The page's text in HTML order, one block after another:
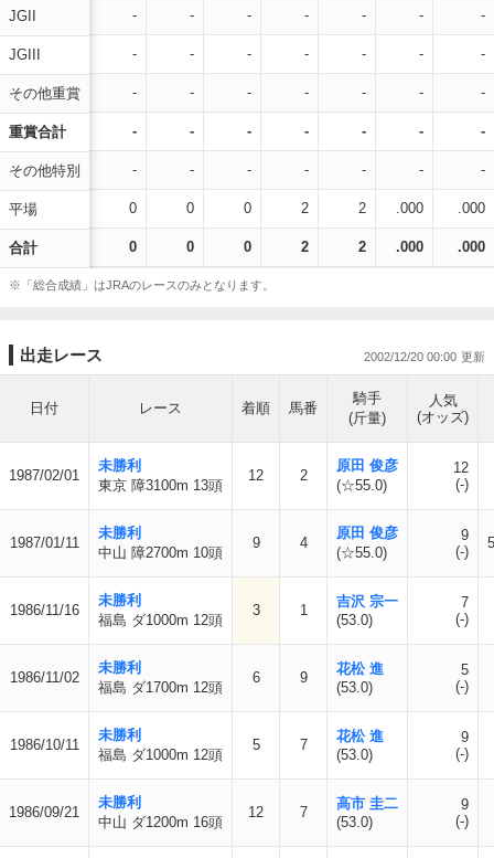
JGII
JGIII
その他重賞
重賞合計
その他特別
平場
合計
- - - - - - -
- - - - - - -
- - - - - - -
- - - - - - -
- - - - - - -
0 0 0 2 2 .000 .000
0 0 0 2 2 .000 .000
※「総合成績」はJRAのレースのみとなります。
出走レース 2002/12/20 00:00
日付 レース 着順 馬番
騎手
(斤量)
人気
(オッズ)
1987/02/01
未勝利
東京 障3100m 13頭
12 2
原田 俊彦
(☆55.0)
12
(-)
1987/01/11
未勝利
中山 障2700m 10頭
9 4
原田 俊彦
(☆55.0)
9
(-)
1986/11/16
未勝利
福島 ダ1000m 12頭
3 1
吉沢 宗一
(53.0)
7
(-)
1986/11/02
未勝利
福島 ダ1700m 12頭
6 9
花松 進
(53.0)
5
(-)
1986/10/11
未勝利
福島 ダ1000m 12頭
5 7
花松 進
(53.0)
9
(-)
1986/09/21
未勝利
中山 ダ1200m 16頭
12 7
高市 圭二
(53.0)
9
(-)